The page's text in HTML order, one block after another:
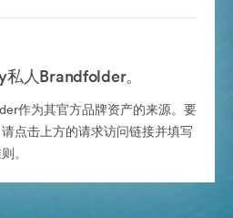
人Brandfolder。
作为其官方品牌资产的来源。要
点击上方的请求访问链接并填写
。